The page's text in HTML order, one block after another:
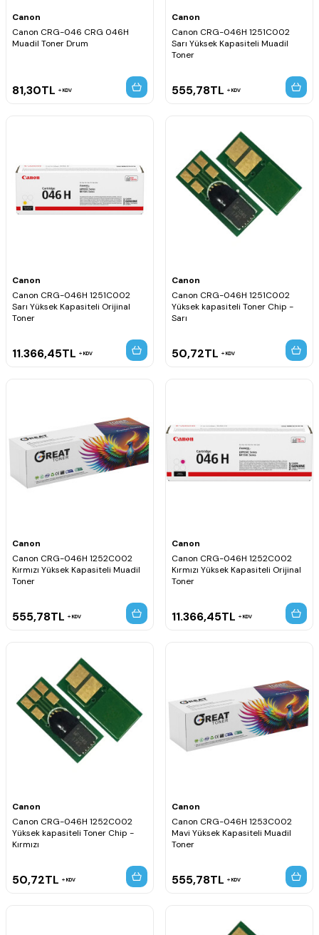
Canon
Canon CRG-046 CRG 046H
Muadil Toner Drum
81,30TL KDV
Canon
Canon CRG-046H 1251C002
Sarı Yüksek Kapasiteli Muadil
Toner
555,78TL KDV
Canon
Canon CRG-046H 1251C002
Sarı Yüksek Kapasiteli Orijinal
Toner
11.366,45TL KDV
Canon
Canon CRG-046H 1251C002
Yüksek kapasiteli Toner Chip -
Sarı
50,72TL KDV
Canon
Canon CRG-046H 1252C002
Kırmızı Yüksek Kapasiteli Muadil
Toner
555,78TL KDV
Canon
Canon CRG-046H 1252C002
Kırmızı Yüksek Kapasiteli Orijinal
Toner
11.366,45TL KDV
Canon
Canon CRG-046H 1252C002
Yüksek kapasiteli Toner Chip -
Kırmızı
50,72TL KDV
Canon
Canon CRG-046H 1253C002
Mavi Yüksek Kapasiteli Muadil
Toner
555,78TL KDV